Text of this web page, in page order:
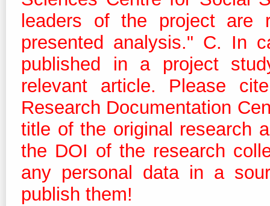
leaders of the project are
presented analysis." C. In
published in a project
relevant article. Please
Research Documentation
title of the original research
the DOI of the research
any personal data in a
publish them!